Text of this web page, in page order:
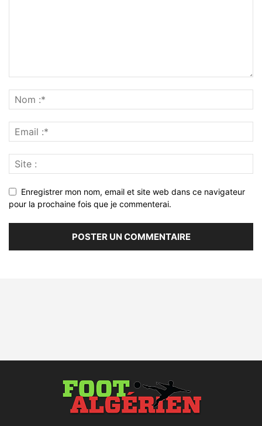
Enregistrer mon nom, email et site web dans ce navigateur
pour la prochaine fois que je commenterai.